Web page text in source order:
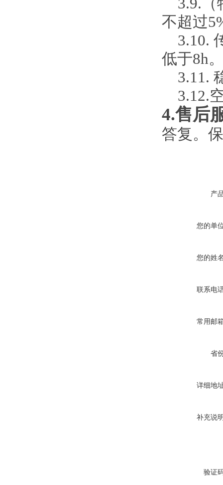
3.9.（
不超过
3.10.
低于8h
3.11.
3.12.
4.售后
答复。
产
您的单
您的姓
联系电
常用邮
省
详细地
补充说
验证